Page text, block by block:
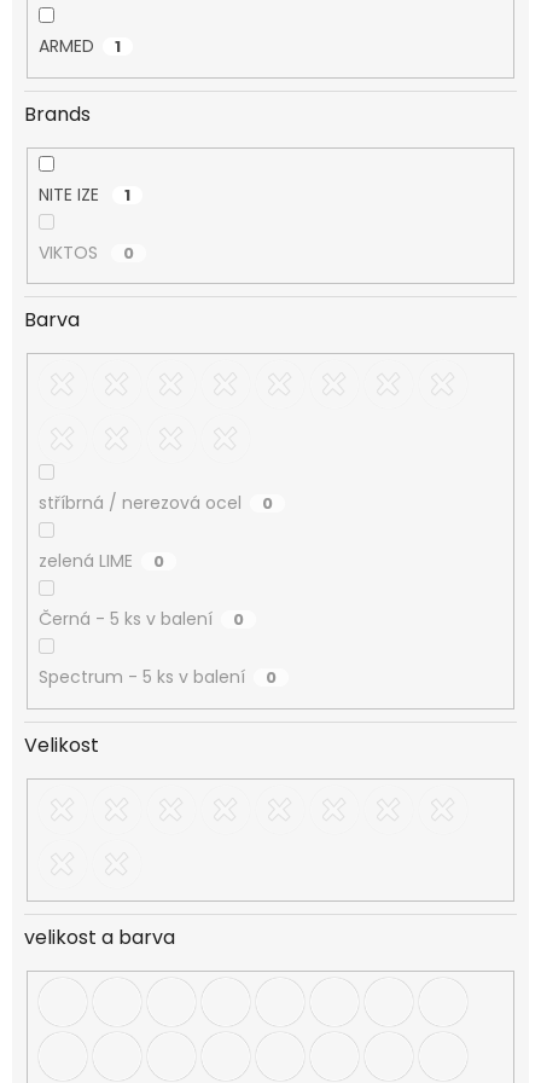
ARMED 1
Brands
NITE IZE 1
VIKTOS 0
Barva
stříbrná / nerezová ocel 0
zelená LIME 0
Černá - 5 ks v balení 0
Spectrum - 5 ks v balení 0
Velikost
velikost a barva